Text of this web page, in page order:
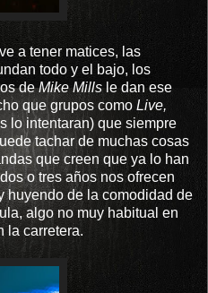
a tener matices, las
todo y el bajo, los
deMike Millsle dan ese
que grupos como Live,
lo intentaran) que siempre
tachar de muchas cosas
que creen que ya lo han
o tres años nos ofrecen
huyendo de la comodidad de
algo no muy habitual en
la carretera.